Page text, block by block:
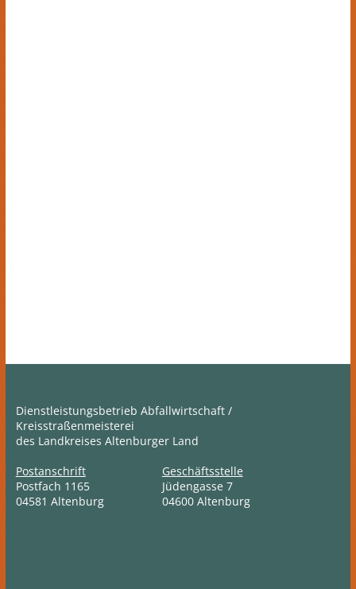
Dienstleistungsbetrieb Abfallwirtschaft /
Kreisstraßenmeisterei
des Landkreises Altenburger Land
Postanschrift
Postfach 1165
04581 Altenburg
Geschäftsstelle
Jüdengasse 7
04600 Altenburg